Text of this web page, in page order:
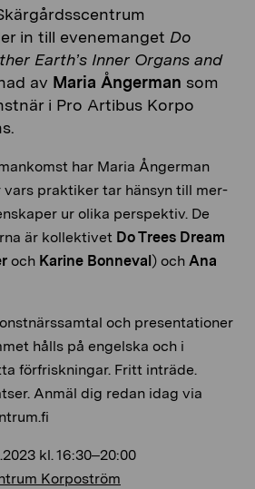
in till evenemanget Do
Earth’s Inner Organs and
av Maria Ångerman som
i Pro Artibus Korpo
har Maria Ångerman
praktiker tar hänsyn till mer-
ur olika perspektiv. De
är kollektivet Do Trees Dream
och Karine Bonneval ) och Ana
och presentationer
hålls på engelska och i
förfriskningar. Fritt inträde.
Anmäl dig redan idag via
kl. 16:30–20:00
Korpoström